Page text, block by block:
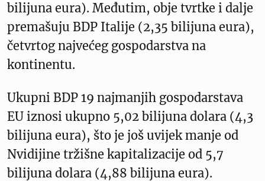
bilijuna eura). Međutim, obje tvrtke i dalje
premašuju BDP Italije (2,35 bilijuna eura),
četvrtog najvećeg gospodarstva na
kontinentu.
Ukupni BDP 19 najmanjih gospodarstava
EU iznosi ukupno 5,02 bilijuna dolara (4,3
bilijuna eura), što je još uvijek manje od
Nvidijine tržišne kapitalizacije od 5,7
bilijuna dolara (4,88 bilijuna eura).